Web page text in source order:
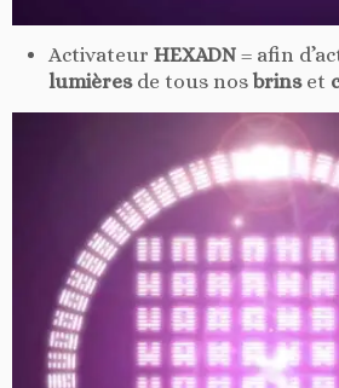
Activateur HEXADN = afin
lumièresde tous nos brinset